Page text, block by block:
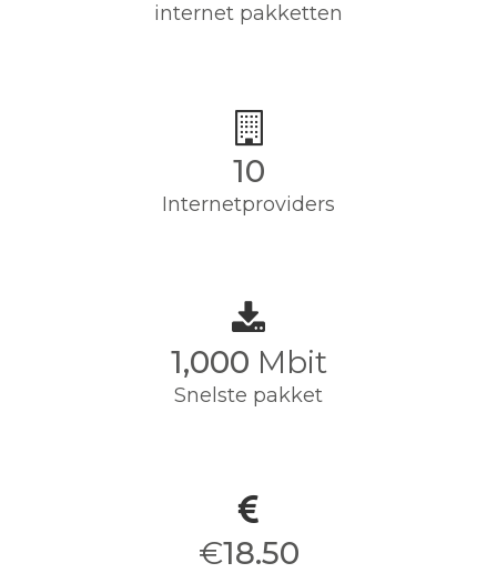
internet pakketten
10
Internetproviders
1,000 Mbit
Snelste pakket
€18.50